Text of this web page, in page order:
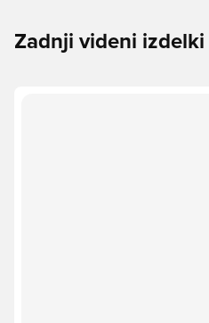
Zadnji videni izdelki